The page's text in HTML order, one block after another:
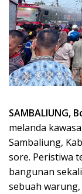
SAMBALIUNG,
melanda
Sambaliung,
sore. Peristiwa
bangunan
sebuah